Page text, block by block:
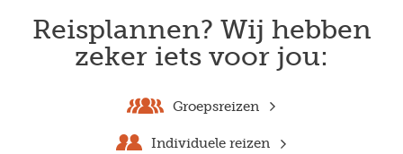
Reisplannen? Wij hebben
zeker iets voor jou:
Groepsreizen
Individuele reizen